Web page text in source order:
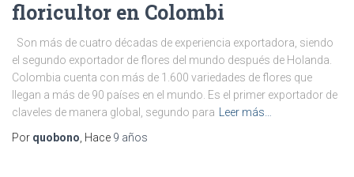
floricultor en Colombi
Son más de cuatro décadas de experiencia exportadora, siendo
el segundo exportador de flores del mundo después de Holanda.
Colombia cuenta con más de 1.600 variedades de flores que
llegan a más de 90 países en el mundo. Es el primer exportador de
claveles de manera global, segundo para
Leer más…
Por quobono , Hace 9 años